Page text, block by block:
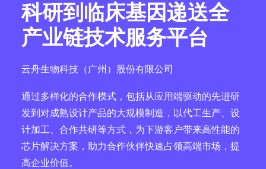
科研到临床基因递送全
产业链技术服务平台
云舟生物科技（广州）股份有限公司
通过多样化的合作模式，包括从应用端驱动的先进研
发到对成熟设计产品的大规模制造，以代工生产、设
计加工、合作共研等方式，为下游客户带来高性能的
芯片解决方案，助力合作伙伴快速占领高端市场，提
高企业价值。